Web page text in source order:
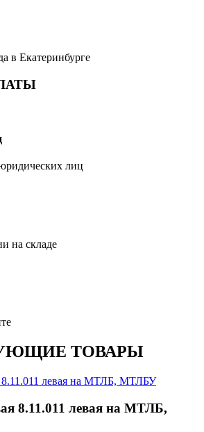
в Екатеринбурге
лиц
на складе
ТОВАРЫ
8.11.011 левая на МТЛБ,